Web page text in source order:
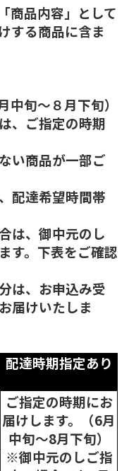
商品内容」として
する商品に含ま
旬～８月下旬）
、ご指定の時期
い商品が一部ご
配達希望時間帯
は、御中元のし
す。下表をご確認
は、お申込み受
届けいたしま
配達時期指定あり
ご指定の時期にお
届けします。（6月
中旬～8月下旬）
※御中元のしご指